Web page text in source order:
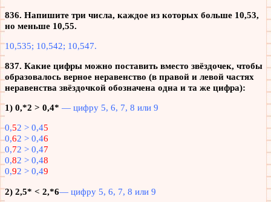
836. Напишите три числа, каждое из которых больше 10,53,
но меньше 10,55.
10,535; 10,542; 10,547.
837. Какие цифры можно поставить вместо звёздочек, чтобы
образовалось верное неравенство (в правой и левой частях
неравенства звёздочкой обозначена одна и та же цифра):
1) 0,*2 > 0,4* — цифру 5, 6, 7, 8 или 9
0,52 > 0,45
0,62 > 0,46
0,72 > 0,47
0,82 > 0,48
0,92 > 0,49
2) 2,5* < 2,*6— цифру 5, 6, 7, 8 или 9